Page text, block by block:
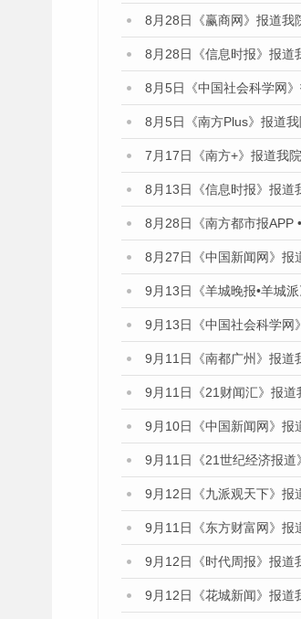
8月28日《赢商网》报道我
8月28日《信息时报》报道
8月5日《中国社会科学网
8月5日《南方Plus》报道
7月17日《南方+》报道我
8月13日《信息时报》报道
8月28日《南方都市报APP
8月27日《中国新闻网》报
9月13日《羊城晚报•羊城
9月13日《中国社会科学网
9月11日《南都广州》报道
9月11日《21财闻汇》报
9月10日《中国新闻网》报
9月11日《21世纪经济报
9月12日《九派观天下》报
9月11日《东方财富网》报
9月12日《时代周报》报道
9月12日《花城新闻》报道